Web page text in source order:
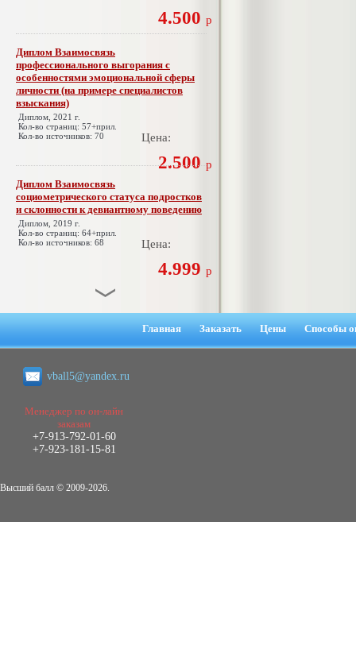
4.500 р
Диплом Взаимосвязь
профессионального выгорания с
особенностями эмоциональной сферы
личности (на примере специалистов
взыскания)
Диплом, 2021 г.
Кол-во страниц: 57+прил.
Кол-во источников: 70
Цена:
2.500 р
Диплом Взаимосвязь
социометрического статуса подростков
и склонности к девиантному поведению
Диплом, 2019 г.
Кол-во страниц: 64+прил.
Кол-во источников: 68
Цена:
4.999 р
Диплом Взаимосвязь эмпатии и
негативных эмоциональных состояний
Диплом, 2021 г.
Кол-во страниц: 51+прил.
Кол-во источников: 77
Диплом Виндикационный иск
Главная Заказать Цены Способы
vball5@yandex.ru
Менеджер по он-лайн
заказам
+7-913-792-01-60
+7-923-181-15-81
Высший балл © 2009-2026.